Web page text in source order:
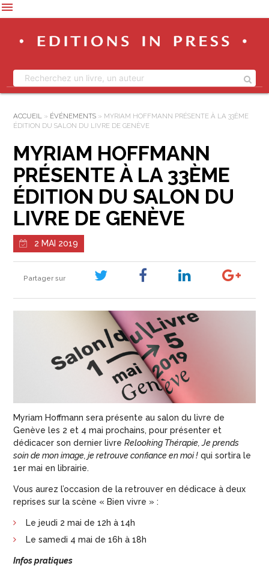
menu
ACCUEIL » ÉVÉNEMENTS» MYRIAM HOFFMANN PRÉSENTE À LA 33ÈME
ÉDITION DU SALON DU LIVRE DE GENÈVE
MYRIAM HOFFMANN
PRÉSENTE À LA 33ÈME
ÉDITION DU SALON DU
LIVRE DE GENÈVE
2 MAI 2019
Partager sur
Myriam Hoffmann sera présente au salon du livre de
Genève les 2 et 4 mai prochains, pour présenter et
dédicacer son dernier livre Relooking Thérapie, Je prends
soin de mon image, je retrouve confiance en moi !qui sortira le
1er mai en librairie.
Vous aurez l’occasion de la retrouver en dédicace à deux
reprises sur la scène « Bien vivre » :
Le jeudi 2 mai de 12h à 14h
Le samedi 4 mai de 16h à 18h
Infos pratiques